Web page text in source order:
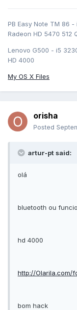
PB Easy Note TM 86
Radeon HD 5470 512
Lenovo G500 - i5
HD 4000
My OS X Files
orisha
Posted
artur-pt said:
olá
bluetooth ou
hd 4000
http://Olarila.com/
bom hack